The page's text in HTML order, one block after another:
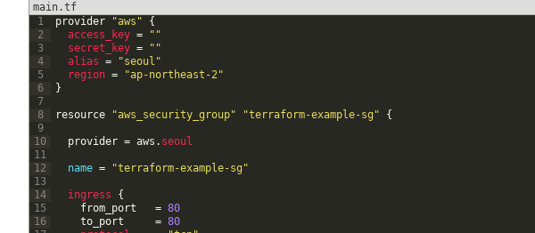
main.tf
1
2
3
4
5
6
7
8
9
10
11
12
13
14
15
16
provider "aws"
{
access_key =
""
secret_key =
""
alias =
"seoul"
region =
"ap-northeast-2"
}
resource "aws_security_group" "terraform-example-sg" {
provider = aws . seoul
name = "terraform-example-sg"
ingress
{
from_port
= 80
to_port
= 80